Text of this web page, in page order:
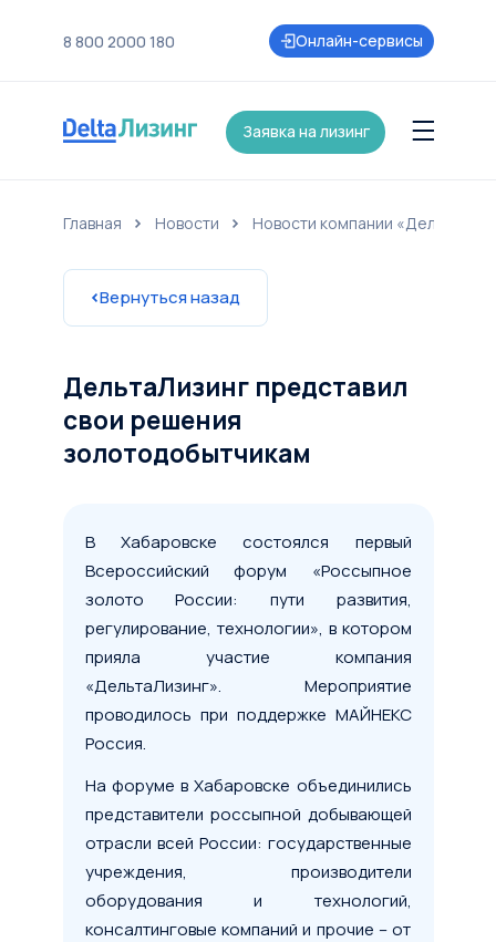
8 800 2000 180 Онлайн-сервисы
Заявка на лизинг
КонтактыСтрахованиеКарьераАкции и партнеры
Главная Новости Новости компании
ДельтаЛизинг представил
свои решения
золотодобытчикам
Вернуться назад
В Хабаровске состоялся первый
Всероссийский форум «Россыпное
золото России: пути развития,
регулирование, технологии», в котором
прияла участие компания
«ДельтаЛизинг». Мероприятие
проводилось при поддержке МАЙНЕКС
Россия.
На форуме в Хабаровске объединились
представители россыпной добывающей
отрасли всей России: государственные
учреждения, производители
оборудования и технологий,
консалтинговые компаний и прочие – от